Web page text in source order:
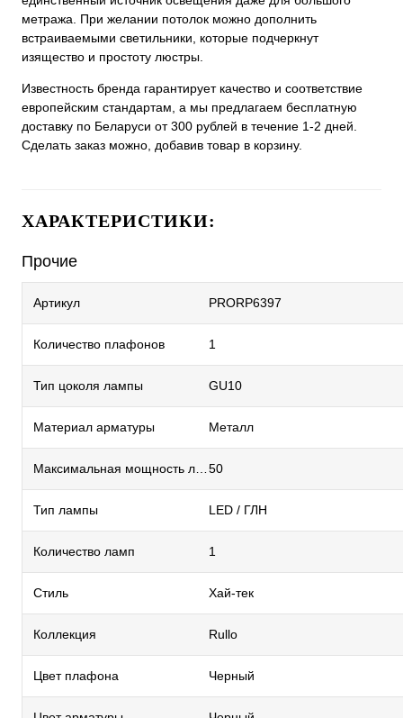
метража. При желании потолок можно дополнить
встраиваемыми светильники, которые подчеркнут
изящество и простоту люстры.
Известность бренда гарантирует качество и соответствие
европейским стандартам, а мы предлагаем бесплатную
доставку по Беларуси от 300 рублей в течение 1-2 дней.
Сделать заказ можно, добавив товар в корзину.
ХАРАКТЕРИСТИКИ:
Прочие
Артикул PRORP6397
Количество плафонов 1
Тип цоколя лампы GU10
Материал арматуры Металл
50
Тип лампы LED / ГЛН
Количество ламп 1
Стиль Хай-тек
Коллекция Rullo
Цвет плафона Черный